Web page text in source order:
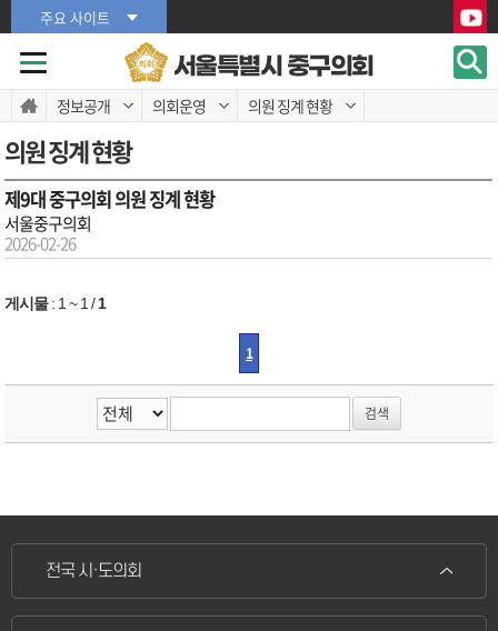
본문바로가기
본문바로가기
주요 사이트
서울특별시 중구의회
정보공개 의회운영 의원 징계 현황
의원 징계 현황
제9대 중구의회 의원 징계 현황
서울중구의회
2026-02-26
게시물: 1 ~ 1 / 1
1
전국 시·도의회